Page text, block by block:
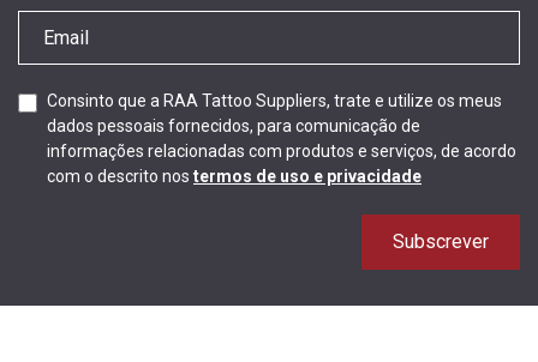
Consinto que a RAA Tattoo Suppliers, trate e utilize os meus
dados pessoais fornecidos, para comunicação de
informações relacionadas com produtos e serviços, de acordo
com o descrito nos termos de uso e privacidade
Subscrever